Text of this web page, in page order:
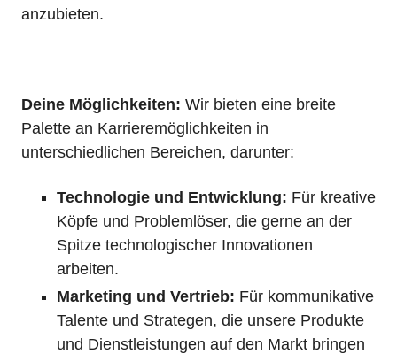
anzubieten.
Deine Möglichkeiten: Wir bieten eine breite
Palette an Karrieremöglichkeiten in
unterschiedlichen Bereichen, darunter:
Technologie und Entwicklung: Für kreative
Köpfe und Problemlöser, die gerne an der
Spitze technologischer Innovationen
arbeiten.
Marketing und Vertrieb: Für kommunikative
Talente und Strategen, die unsere Produkte
und Dienstleistungen auf den Markt bringen